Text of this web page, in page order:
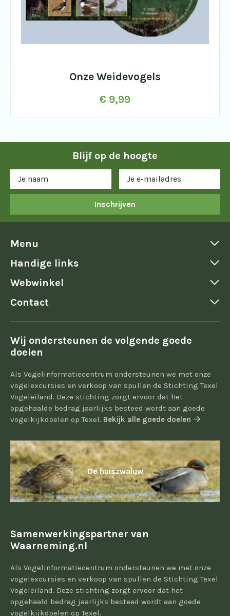
Onze Weidevogels
€ 9,99
Blijf op de hoogte
Inschrijven
Menu
Handige links
Webwinkel
Contact
Wij ondersteunen de volgende goede
doelen
Als Vogelinformatiecentrum ondersteunen we met onze
vogelexcursies en verkoop van spullen de Stichting Texel
Vogeleiland. Deze stichting zorgt ervoor dat het
opgehaalde bedrag jaarlijks besteed wordt aan goede
vogelkijkdoelen op Texel. Bekijk alle goede doelen
De huiszwaluw
Samenwerkingspartner van
Waarneming.nl
Als Vogelinformatiecentrum ondersteunen we met onze
vogelexcursies en verkoop van spullen de Stichting Texel
Vogeleiland. Deze stichting zorgt ervoor dat het
opgehaald bedrag jaarlijks besteed wordt aan goede
vogelkijkdoelen op Texel.